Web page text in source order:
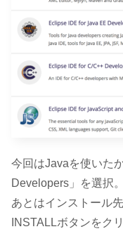
今回はJavaを使いた
Developers」を選択。
あとはインストール
INSTALLボタンをク